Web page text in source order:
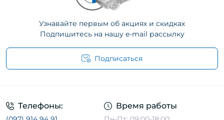
Узнавайте первым об акциях и скидках
Подпишитесь на нашу e-mail рассылку
Подписаться
Телефоны: Время работы